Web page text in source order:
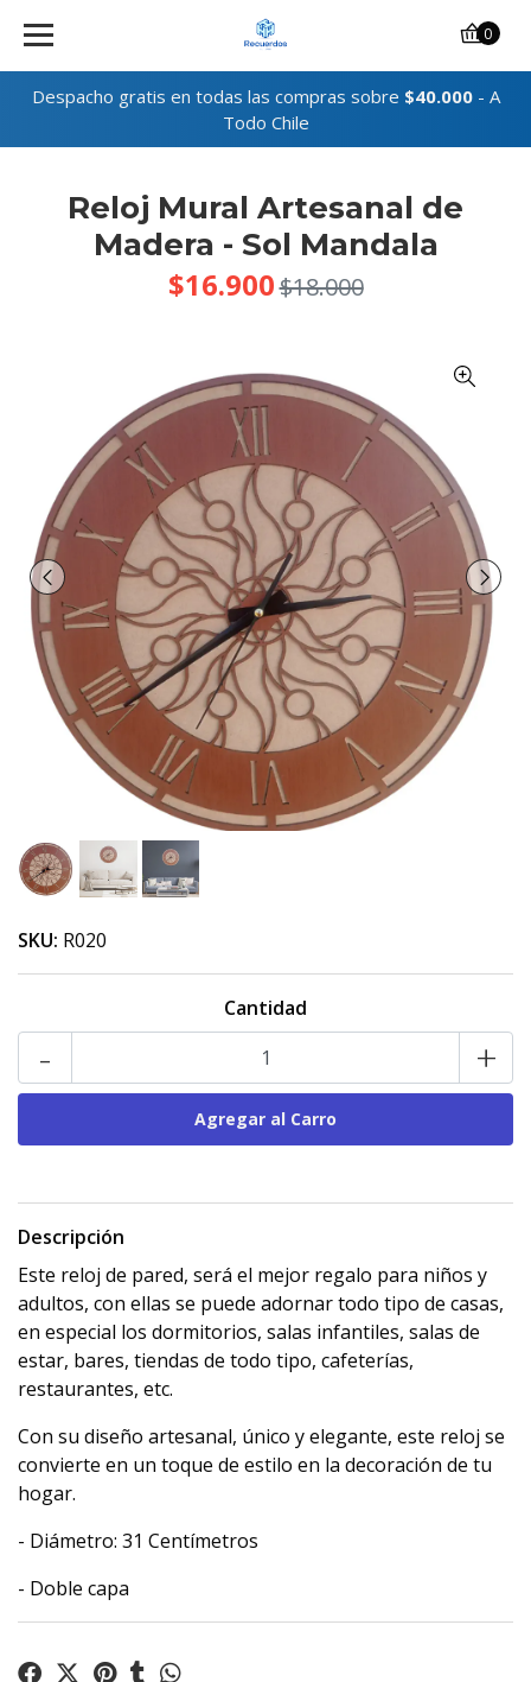
Despacho gratis en todas las compras sobre $40.000- A
Todo Chile
0
Reloj Mural Artesanal de
Madera - Sol Mandala
$16.900$18.000
SKU: R020
Cantidad
- +
Descripción
Este reloj de pared, será el mejor regalo para niños y
adultos, con ellas se puede adornar todo tipo de casas,
en especial los dormitorios, salas infantiles, salas de
estar, bares, tiendas de todo tipo, cafeterías,
restaurantes, etc.
Con su diseño artesanal, único y elegante, este reloj se
convierte en un toque de estilo en la decoración de tu
hogar.
- Diámetro: 31 Centímetros
- Doble capa